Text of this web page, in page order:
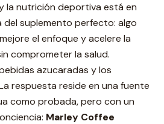
la nutrición deportiva está en
suplemento perfecto: algo
el enfoque y acelere la
comprometer la salud.
azucaradas y los
respuesta reside en una fuente
como probada, pero con un
Marley Coffee